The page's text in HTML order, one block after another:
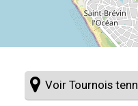
Voir Tournois